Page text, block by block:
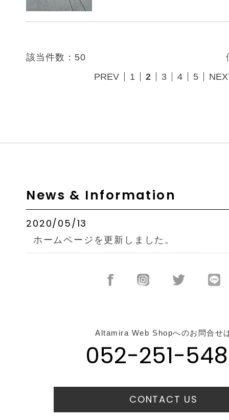
該当件数：50
PREV
1 2 3 4 5
News & Information
2020/05/13
ホームページを更新しました。
Altamira Web Shopへのお問合せ
052-251-
CONTACT US